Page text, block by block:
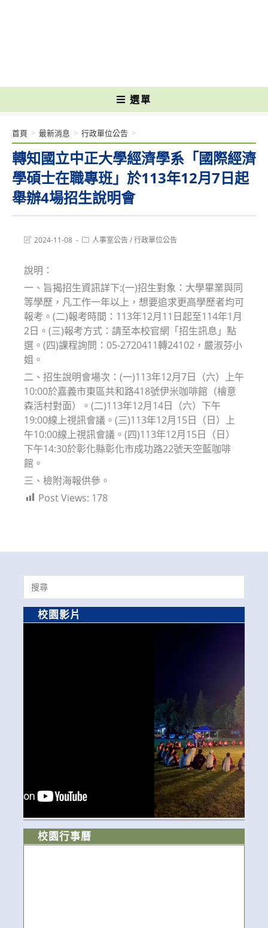
選單
轉知國立中正大學經濟學系「國際經濟
學碩士在職專班」於113年12月7日起
舉辦4場招生說明會
首頁 > 最新消息 > 行政單位公告 >
Post2024-11-08
Post人事室公告/行政單位公告
說明：
一、旨揭招生資訊詳下:(一)招生對象：大學畢業與同
等學歷，凡工作一年以上，想要追求更高學歷者均可
報考。(二)報考時間：113年12月11日起至114年1月
2日。(三)報考方式：請至本校官網「招生訊息」點
選。(四)課程詢問：05-2720411轉24102，嚴淑芬小
姐。
二、招生說明會場次：(一)113年12月7日（六）上午
10:00於嘉義市東區共和路418號伊米咖啡館（檜意
森活村對面）。(二)113年12月14日（六）下午
19:00線上視訊會議。(三)113年12月15日（日）上
午10:00線上視訊會議。(四)113年12月15日（日）
下午14:30於彰化縣彰化市成功路22號天空藍咖啡
館。
三、檢附海報供參。
Post Views: 178
Search
for:
校園影片
校園行事曆